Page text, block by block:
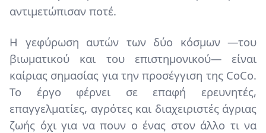
αντιμετώπισαν ποτέ.
Η γεφύρωση αυτών των δύο κόσμων —του
βιωματικού και του επιστημονικού— είναι
καίριας σημασίας για την προσέγγιση της CoCo.
Το έργο φέρνει σε επαφή ερευνητές,
επαγγελματίες, αγρότες και διαχειριστές άγριας
ζωής όχι για να πουν ο ένας στον άλλο τι να